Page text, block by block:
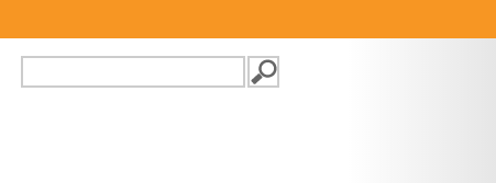
FORMULAIRE DE